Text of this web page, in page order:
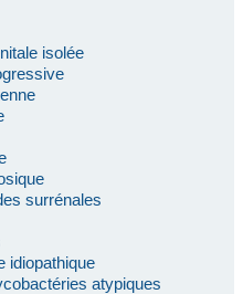
isolée
surrénales
idiopathique
atypiques